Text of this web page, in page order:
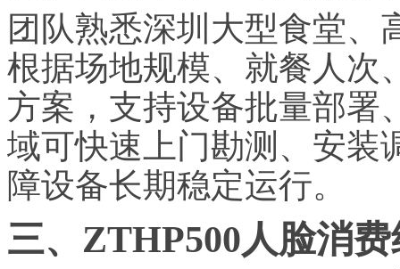
团队熟悉深圳大型食堂、
根据场地规模、就餐人次
方案，支持设备批量部署
域可快速上门勘测、安装
障设备长期稳定运行。
三、ZTHP500人脸消